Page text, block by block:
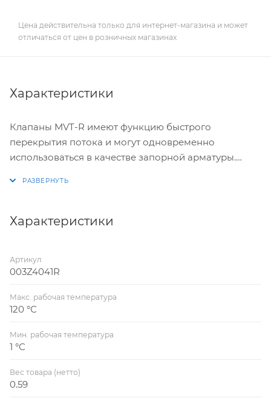
Цена действительна только для интернет-магазина и может
отличаться от цен в розничных магазинах
Характеристики
Клапаны MVT-R имеют функцию быстрого
перекрытия потока и могут одновременно
использоваться в качестве запорной арматуры.
резьбой 1\4', в которые можно подклчать
Характеристики
Артикул
003Z4041R
Макс. рабочая температура
120 °С
Мин. рабочая температура
1 °С
Вес товара (нетто)
0.59